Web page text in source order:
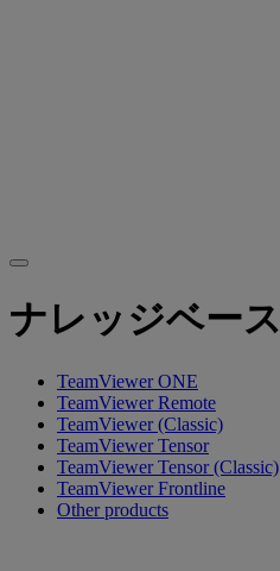
ナレッジベース
TeamViewer ONE
TeamViewer Remote
TeamViewer (Classic)
TeamViewer Tensor
TeamViewer Tensor (Classic)
TeamViewer Frontline
Other products